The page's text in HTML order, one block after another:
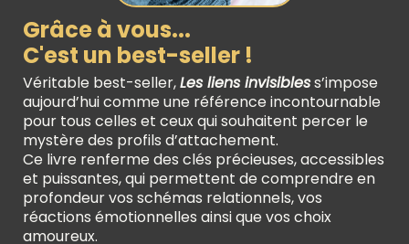
Grâce à vous...
C'est un best-seller !
Véritable best-seller,Les liens invisibless’impose
aujourd’hui comme une référence incontournable
pour tous celles et ceux qui souhaitent percer le
mystère des profils d’attachement.
Ce livre renferme des clés précieuses, accessibles
et puissantes, qui permettent de comprendre en
profondeur vos schémas relationnels, vos
réactions émotionnelles ainsi que vos choix
amoureux.